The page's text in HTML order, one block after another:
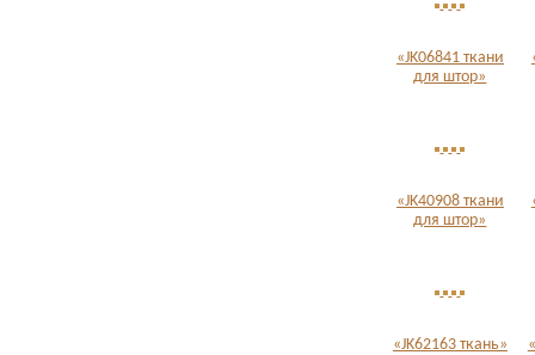
«JK06841 ткани
для штор»
«JK40908 ткани
для штор»
«JK62163 ткань»